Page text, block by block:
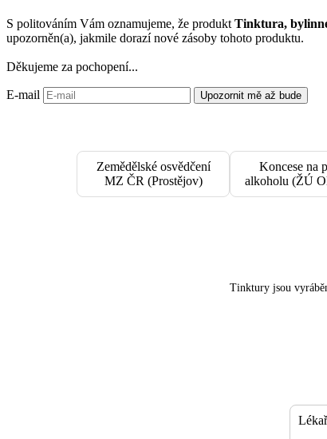
S politováním Vám oznamujeme, že produkt Tinktura,
upozorněn(a), jakmile dorazí nové zásoby tohoto produktu.
Děkujeme za pochopení...
E-mail Upozornit mě až bude
Zemědělské osvědčení
MZ ČR (Prostějov)
Koncese na
alkoholu (ŽÚ
Tinktury jsou